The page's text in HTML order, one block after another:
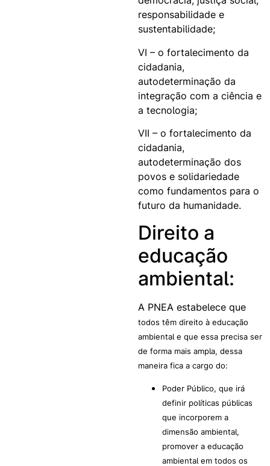
responsabilidade e
sustentabilidade;
VI – o fortalecimento da
cidadania,
autodeterminação da
integração com a ciência e
a tecnologia;
VII – o fortalecimento da
cidadania,
autodeterminação dos
povos e solidariedade
como fundamentos para o
futuro da humanidade.
Direito a
educação
ambiental:
A PNEA estabelece que
todos têm direito à educação
ambiental e que essa precisa ser
de forma mais ampla, dessa
maneira fica a cargo do:
Poder Público, que irá
definir políticas públicas
que incorporem a
dimensão ambiental,
promover a educação
ambiental em todos os